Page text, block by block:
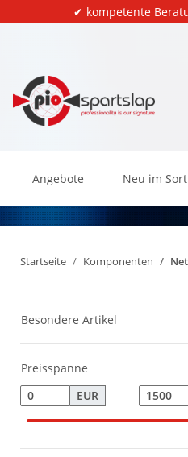
✔ kompetente
Angebote Neu im
Startseite Komponenten
Besondere Artikel
Preisspanne
EUR